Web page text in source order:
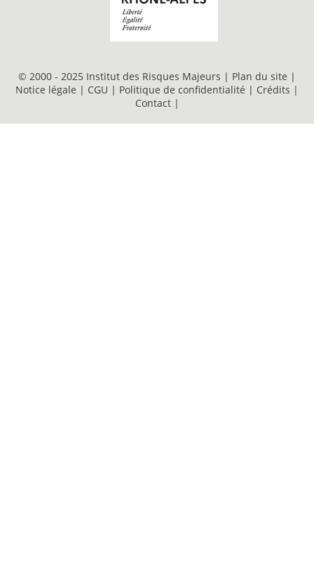
© 2000 - 2025 Institut des Risques Majeurs | Plan du site |
Notice légale | CGU | Politique de confidentialité | Crédits |
Contact |